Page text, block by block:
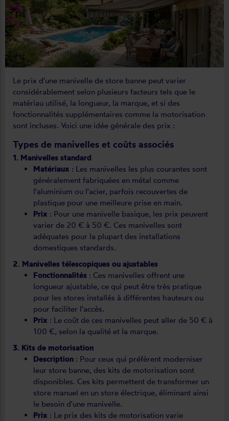
Le prix d'une manivelle de store banne peut varier
considérablement selon plusieurs facteurs tels que le
matériau utilisé, la longueur, la marque, et si des
fonctionnalités supplémentaires comme la motorisation
sont incluses. Voici une idée générale des prix :
Types de manivelles et coûts associés
1. Manivelles standard
Matériaux : Les manivelles les plus courantes sont
généralement fabriquées en métal comme
l'aluminium ou l'acier, parfois recouvertes de
plastique pour une meilleure prise en main.
Prix : Pour une manivelle basique, les prix peuvent
varier de 20 € à 50 €. Ces manivelles sont
adéquates pour la plupart des installations
domestiques standards.
2. Manivelles télescopiques ou ajustables
Fonctionnalités : Ces manivelles offrent une
longueur ajustable, ce qui peut être très pratique
pour les stores installés à différentes hauteurs ou
pour faciliter l'accès.
Prix : Le coût de ces manivelles peut aller de 50 € à
100 €, selon la qualité et la marque.
3. Kits de motorisation
Description : Pour ceux qui préfèrent moderniser
leur store banne, des kits de motorisation sont
disponibles. Ces kits permettent de transformer un
store manuel en un store électrique, éliminant ainsi
le besoin d'une manivelle.
Prix : Le prix des kits de motorisation varie